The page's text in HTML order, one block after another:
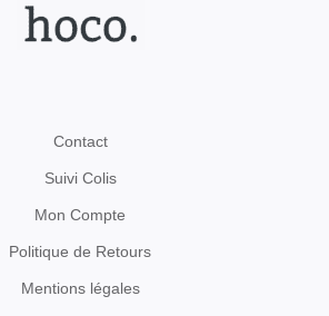
Contact
Suivi Colis
Mon Compte
Politique de Retours
Mentions légales